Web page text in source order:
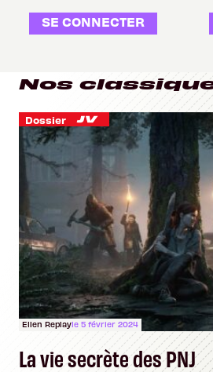
SE CONNECTER
Nos
Dossier
Ellen Replayle 5 février 2024
La vie secrète des PNJ